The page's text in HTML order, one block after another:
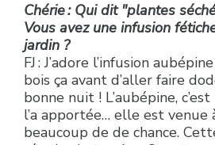
Chérie : Qui dit "plantes
Vous avez une infusion
jardin ?
FJ : J’adore l’infusion
bois ça avant d’aller faire
bonne nuit ! L’aubépine,
l’a apportée… elle est venue
beaucoup de de chance.